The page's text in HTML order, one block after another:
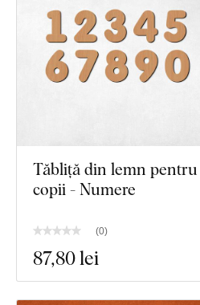
Tăbliță din lemn pentru
copii - Numere
(0)
87,80 lei